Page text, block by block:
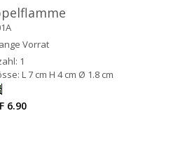
Vorrat
1
L 7 cm H 4 cm Ø 1.8 cm
6.90